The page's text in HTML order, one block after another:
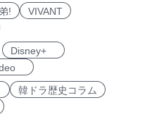
!
VIVANT
Disney+
韓ドラ歴史コラム